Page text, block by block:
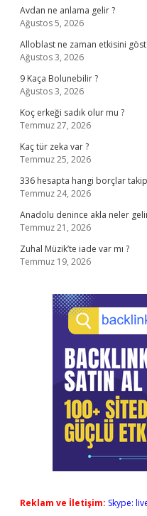
Avdan ne anlama gelir ?
Ağustos 5, 2026
Alloblast ne zaman etkisini
Ağustos 3, 2026
9 Kaça Bolunebilir ?
Ağustos 3, 2026
Koç erkeği sadık olur mu ?
Temmuz 27, 2026
Kaç tür zeka var ?
Temmuz 25, 2026
336 hesapta hangi borçlar
Temmuz 24, 2026
Anadolu denince akla neler
Temmuz 21, 2026
Zuhal Müzik’te iade var mı ?
Temmuz 19, 2026
Reklam ve İletişim: Skype: